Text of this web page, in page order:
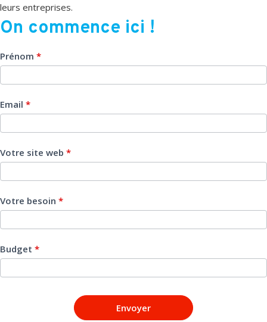
leurs entreprises.
On
commence
ici
!
On commence ici !
Prénom *
Email *
Votre site web *
Votre besoin *
Budget *
Envoyer